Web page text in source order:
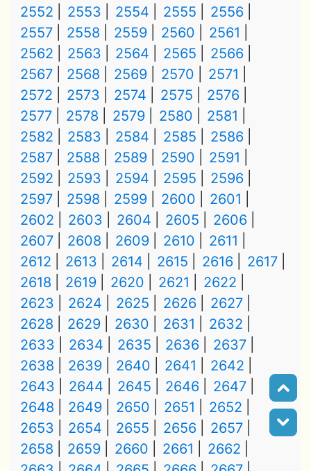
2552
2553 2554 2555
2556
2557
2558 2559 2560
2561
2562
2563 2564 2565
2566
2567
2568 2569 2570
2571
2572
2573 2574 2575
2576
2577
2578 2579 2580
2581
2582
2583 2584 2585
2586
2587
2588 2589 2590
2591
2592
2593 2594 2595
2596
2597
2598 2599 2600
2601
2602
2603 2604 2605
2606
2607
2608 2609 2610
2611
2612
2613 2614 2615 2616
2617
2618
2619 2620 2621
2622
2623
2624 2625 2626
2627
2628
2629 2630 2631
2632
2633
2634 2635 2636
2637
2638
2639 2640 2641
2642
2643
2644 2645 2646
2647
2648
2649 2650 2651
2652
2653
2654 2655 2656
2657
2658
2659 2660 2661
2662